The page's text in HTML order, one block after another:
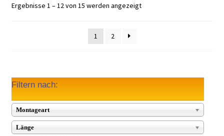
Ergebnisse 1 – 12 von 15 werden angezeigt
1 2
Filtern nach:
Montageart
Länge